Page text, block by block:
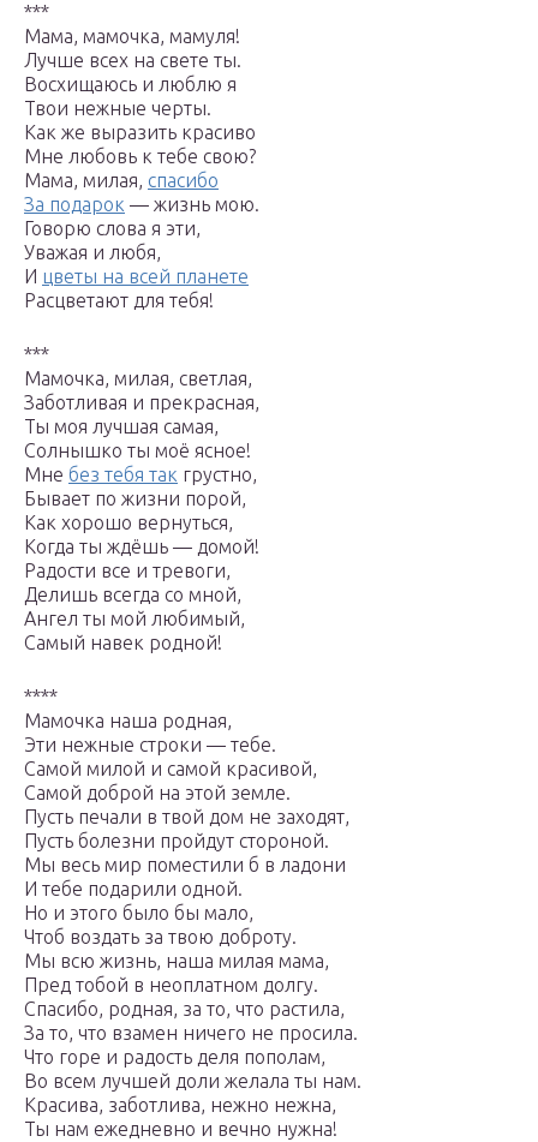
***
Мама, мамочка, мамуля!
Лучше всех на свете ты.
Восхищаюсь и люблю я
Твои нежные черты.
Как же выразить красиво
Мне любовь к тебе свою?
Мама, милая, спасибо
За подарок — жизнь мою.
Говорю слова я эти,
Уважая и любя,
И цветы на всей планете
Расцветают для тебя!
***
Мамочка, милая, светлая,
Заботливая и прекрасная,
Ты моя лучшая самая,
Солнышко ты моё ясное!
Мне без тебя так грустно,
Бывает по жизни порой,
Как хорошо вернуться,
Когда ты ждёшь — домой!
Радости все и тревоги,
Делишь всегда со мной,
Ангел ты мой любимый,
Самый навек родной!
****
Мамочка наша родная,
Эти нежные строки — тебе.
Самой милой и самой красивой,
Самой доброй на этой земле.
Пусть печали в твой дом не заходят,
Пусть болезни пройдут стороной.
Мы весь мир поместили б в ладони
И тебе подарили одной.
Но и этого было бы мало,
Чтоб воздать за твою доброту.
Мы всю жизнь, наша милая мама,
Пред тобой в неоплатном долгу.
Спасибо, родная, за то, что растила,
За то, что взамен ничего не просила.
Что горе и радость деля пополам,
Во всем лучшей доли желала ты нам.
Красива, заботлива, нежно нежна,
Ты нам ежедневно и вечно нужна!